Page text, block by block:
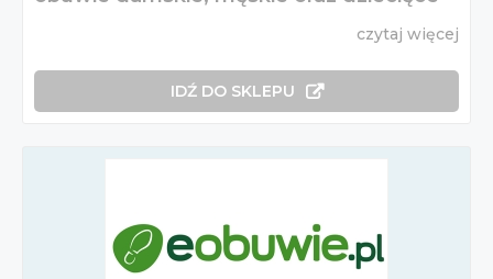
czytaj więcej
IDŹ DO SKLEPU